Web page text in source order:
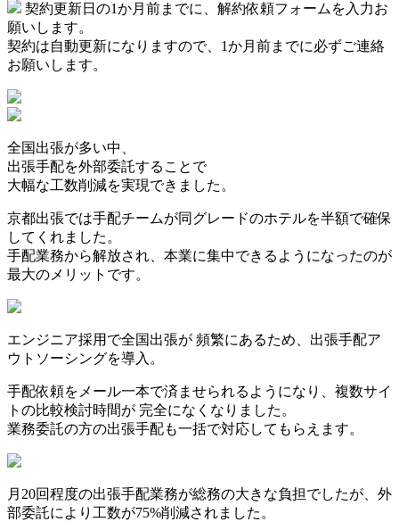
契約更新日の1か月前までに、解約依頼フォームを入力お
願いします。
契約は自動更新になりますので、1か月前までに必ずご連絡
お願いします。
全国出張が多い中、
出張手配を外部委託することで
大幅な工数削減を実現できました。
京都出張では手配チームが同グレードのホテルを半額で確保
してくれました。
手配業務から解放され、本業に集中できるようになったのが
最大のメリットです。
エンジニア採用で全国出張が 頻繁にあるため、出張手配ア
ウトソーシングを導入。
手配依頼をメール一本で済ませられるようになり、複数サイ
トの比較検討時間が 完全になくなりました。
業務委託の方の出張手配も一括で対応してもらえます。
月20回程度の出張手配業務が総務の大きな負担でしたが、外
部委託により工数が75%削減されました。